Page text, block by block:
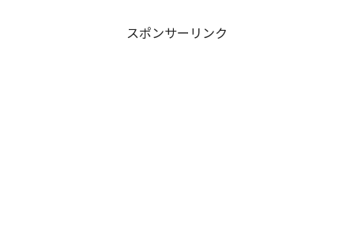
スポンサーリンク